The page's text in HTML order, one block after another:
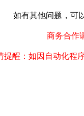
如有其他问题，可
商务合作
提醒：如因自动化程